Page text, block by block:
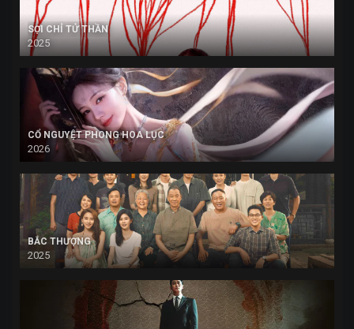
SỢI CHỈ TỬ THẦN
2025
CỔ NGUYỆT PHONG HOA LỤC
2026
BẮC THƯỢNG
2025